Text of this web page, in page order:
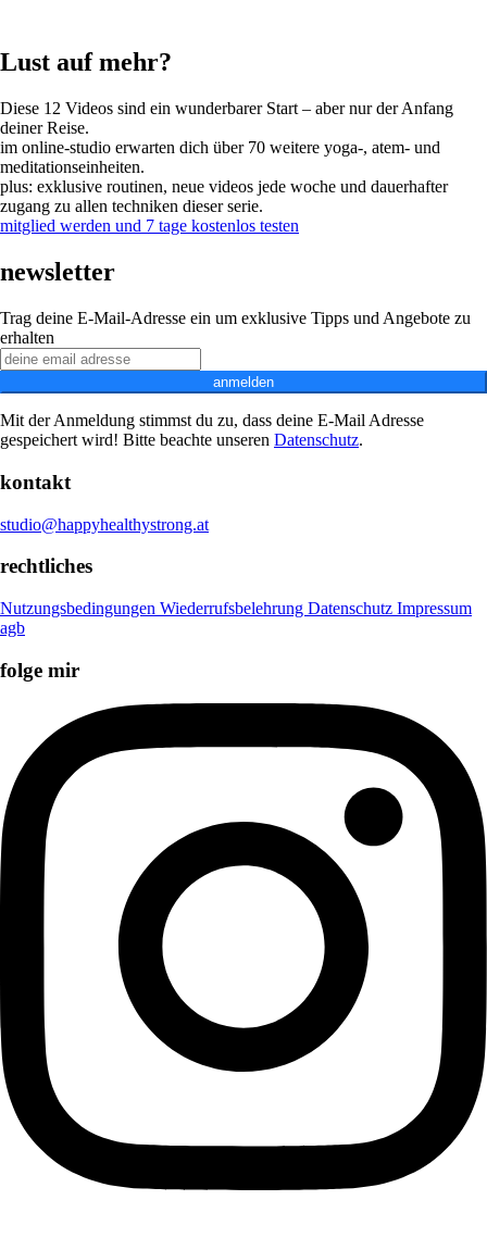
Lust auf mehr?
Diese 12 Videos sind ein wunderbarer Start – aber nur der Anfang
deiner Reise.
im online-studio erwarten dich über 70 weitere yoga-, atem- und
meditationseinheiten.
plus: exklusive routinen, neue videos jede woche und dauerhafter
zugang zu allen techniken dieser serie.
mitglied werden und 7 tage kostenlos testen
newsletter
Trag deine E-Mail-Adresse ein um exklusive Tipps und Angebote zu
erhalten
anmelden
Mit der Anmeldung stimmst du zu, dass deine E-Mail Adresse
gespeichert wird! Bitte beachte unseren Datenschutz.
kontakt
studio@happyhealthystrong.at
rechtliches
Nutzungsbedingungen Wiederrufsbelehrung Datenschutz Impressum
agb
folge mir